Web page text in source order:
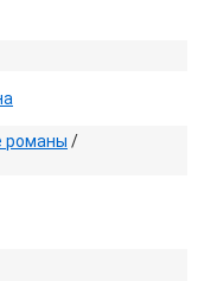
романы /